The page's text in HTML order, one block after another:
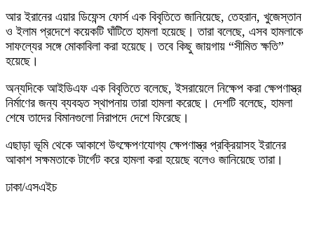
আর ইরানের এয়ার ডিফেন্স ফোর্স এক বিবৃতিতে জানিয়েছে, তেহরান, খুজেস্তান
ও ইলাম প্রদেশে কয়েকটি ঘাঁটিতে হামলা হয়েছে। তারা বলেছে, এসব হামলাকে
সাফল্যের সঙ্গে মোকাবিলা করা হয়েছে। তবে কিছু জায়গায় “সীমিত ক্ষতি”
হয়েছে।
অন্যদিকে আইডিএফ এক বিবৃতিতে বলেছে, ইসরায়েলে নিক্ষেপ করা ক্ষেপণাস্ত্র
নির্মাণের জন্য ব্যবহৃত স্থাপনায় তারা হামলা করেছে। দেশটি বলেছে, হামলা
শেষে তাদের বিমানগুলো নিরাপদে দেশে ফিরেছে।
এছাড়া ভূমি থেকে আকাশে উৎক্ষেপণযোগ্য ক্ষেপণাস্ত্র প্রক্রিয়াসহ ইরানের
আকাশ সক্ষমতাকে টার্গেট করে হামলা করা হয়েছে বলেও জানিয়েছে তারা।
ঢাকা/এসএইচ